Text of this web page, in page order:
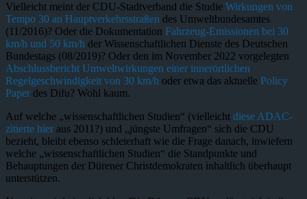
Vielleicht meint der CDU-Stadtverband die Studie Wirkungen von
Tempo 30 an Hauptverkehrsstraßen des Umweltbundesamtes
(11/2016)? Oder die Dokumentation Fahrzeug-Emissionen bei 30
km/h und 50 km/h der Wissenschaftlichen Dienste des Deutschen
Bundestags (08/2019)? Oder den im November 2022 vorgelegten
Abschlussbericht Umweltwirkungen einer innerörtlichen
Regelgeschwindigkeit von 30 km/h oder etwa das aktuelle Policy
Paper des Difu? Wohl kaum.
Auf welche „wissenschaftlichen Studien“ (vielleicht diese ADAC-
zitierte hier aus 2011?) und „jüngste Umfragen“ sich die CDU
bezieht, bleibt ebenso schleierhaft wie die Frage danach, inwiefern
welche „wissenschaftlichen Studien“ die Standpunkte und
Behauptungen der Dürener Christdemokraten inhaltlich überhaupt
unterstützen.